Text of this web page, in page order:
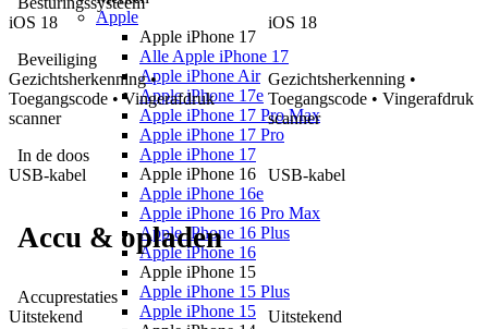
Apple
Apple iPhone 17
Alle Apple iPhone 17
Apple iPhone Air
Apple iPhone 17e
Apple iPhone 17 Pro Max
Apple iPhone 17 Pro
Apple iPhone 17
Apple iPhone 16
Apple iPhone 16e
Apple iPhone 16 Pro Max
Apple iPhone 16 Plus
Apple iPhone 16
Apple iPhone 15
Apple iPhone 15 Plus
Apple iPhone 15
iOS 18 iOS 18
Beveiliging
Gezichtsherkenning •
Toegangscode • Vingerafdruk
scanner
Gezichtsherkenning •
Toegangscode • Vingerafdruk
scanner
In de doos
USB-kabel
USB-kabel
Accu & opladen
Accuprestaties
Uitstekend
Uitstekend